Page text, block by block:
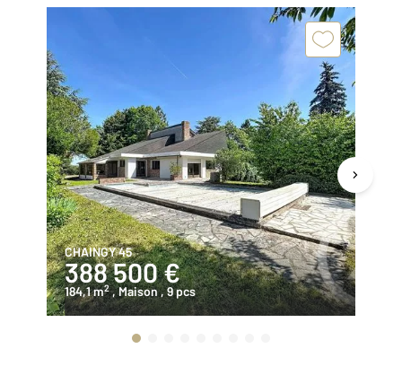
CHAINGY 45
388 500 €
184,1 m2 , Maison, 9 pcs